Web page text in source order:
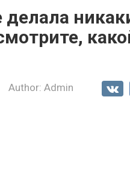
делала
Author: Admin